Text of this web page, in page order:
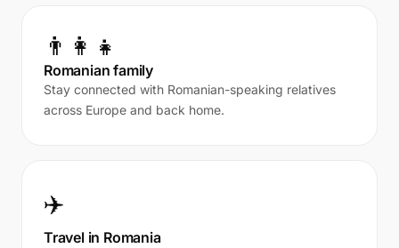
👨‍👩‍👧
Romanian family
Stay connected with Romanian-speaking relatives
across Europe and back home.
✈️
Travel in Romania